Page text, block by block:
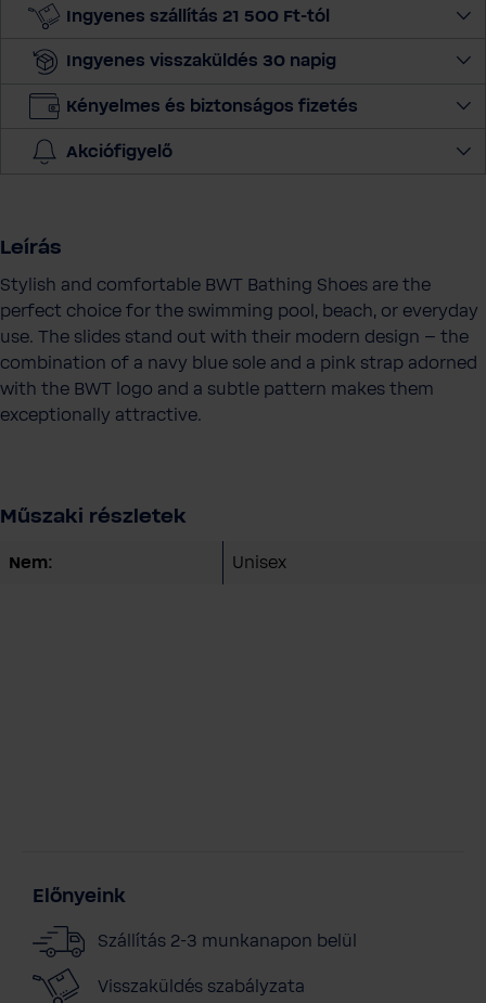
m
n
y
Ingyenes szállítás 21 500 Ft-tól
Ingyenes visszaküldés 30 napig
Kényelmes és biztonságos fizetés
Akciófigyelő
Leírás
Stylish and comfortable BWT Bathing Shoes are the
perfect choice for the swimming pool, beach, or everyday
use. The slides stand out with their modern design – the
combination of a navy blue sole and a pink strap adorned
with the BWT logo and a subtle pattern makes them
exceptionally attractive.
Műszaki részletek
Nem: Unisex
Előnyeink
Szállítás 2-3 munkanapon belül
Visszaküldés szabályzata